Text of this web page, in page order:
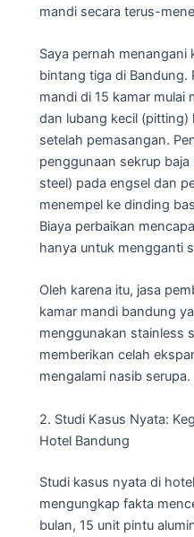
mandi secara terus-
Saya pernah menangani
bintang tiga di Bandung.
mandi di 15 kamar mulai
dan lubang kecil (pitting)
setelah pemasangan.
penggunaan sekrup
steel) pada engsel dan
menempel ke dinding
Biaya perbaikan
hanya untuk mengganti
Oleh karena itu, jasa
kamar mandi bandung
menggunakan stainless
memberikan celah
mengalami nasib serupa.
2. Studi Kasus Nyata:
Hotel Bandung
Studi kasus nyata di
mengungkap fakta
bulan, 15 unit pintu